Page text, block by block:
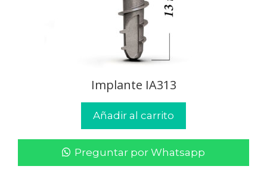
Implante IA313
Añadir al carrito
Preguntar por Whatsapp